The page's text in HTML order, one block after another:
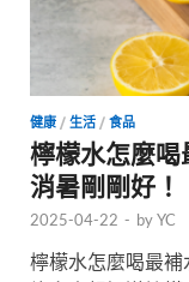
健康 / 生活 / 食品
檸檬水怎麼
消暑剛剛好！
2025-04-22 - byYC
檸檬水怎麼喝最補